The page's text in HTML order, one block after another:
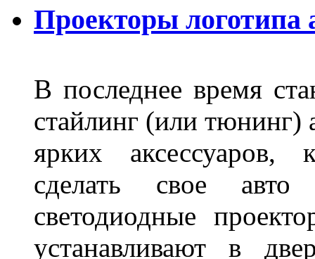
Проекторы логотипа
В последнее время
стайлинг (или тюнинг)
ярких аксессуаров,
сделать свое
светодиодные
устанавливают в